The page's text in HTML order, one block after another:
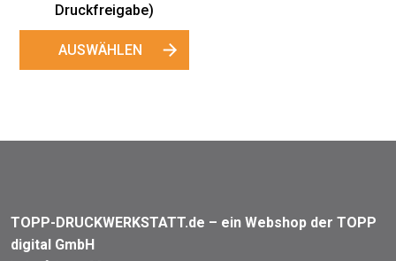
Druckfreigabe)
AUSWÄHLEN
TOPP-DRUCKWERKSTATT.de – ein Webshop der TOPP
digital GmbH